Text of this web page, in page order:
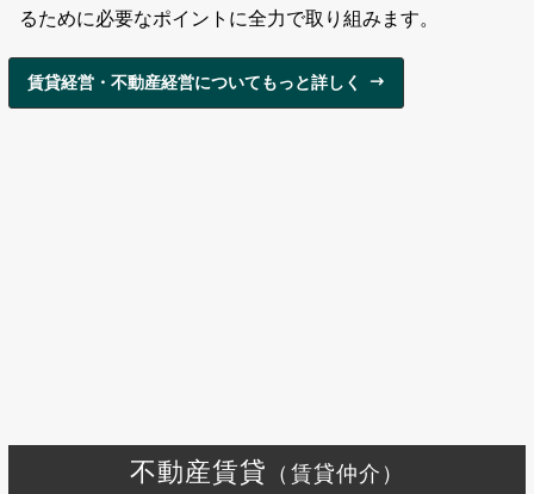
るために必要なポイントに全力で取り組みます。
賃貸経営・不動産経営についてもっと詳しく
不動産賃貸 （賃貸仲介）